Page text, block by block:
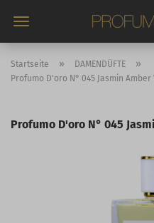
zum
Startseite » DAMENDÜFTE »
Profumo D'oro N° 045 Jasmin
Profumo D'oro N° 045